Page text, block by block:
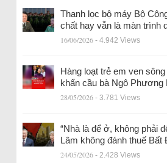
Thanh lọc bộ máy Bộ
chất hay vẫn là màn trình
16/06/2026 - 4.942 Views
Hàng loạt trẻ em ven
khẩn cầu bà Ngô Phương
28/05/2026 - 3.781 Views
“Nhà là để ở, không phải
Lâm không đánh thuế Bất
24/05/2026 - 2.428 Views